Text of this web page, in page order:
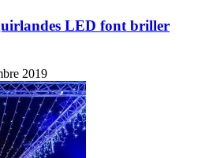
LED font briller
2019